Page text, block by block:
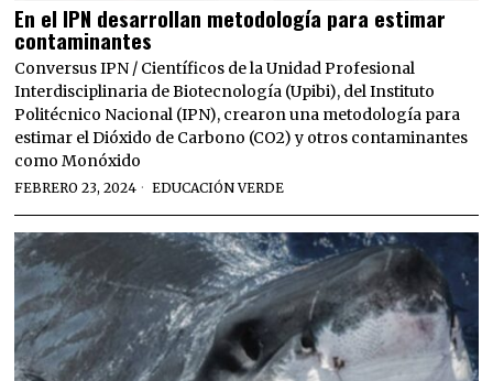
En el IPN desarrollan metodología para estimar
contaminantes
Conversus IPN / Científicos de la Unidad Profesional
Interdisciplinaria de Biotecnología (Upibi), del Instituto
Politécnico Nacional (IPN), crearon una metodología para
estimar el Dióxido de Carbono (CO2) y otros contaminantes
como Monóxido
FEBRERO 23, 2024 EDUCACIÓN VERDE